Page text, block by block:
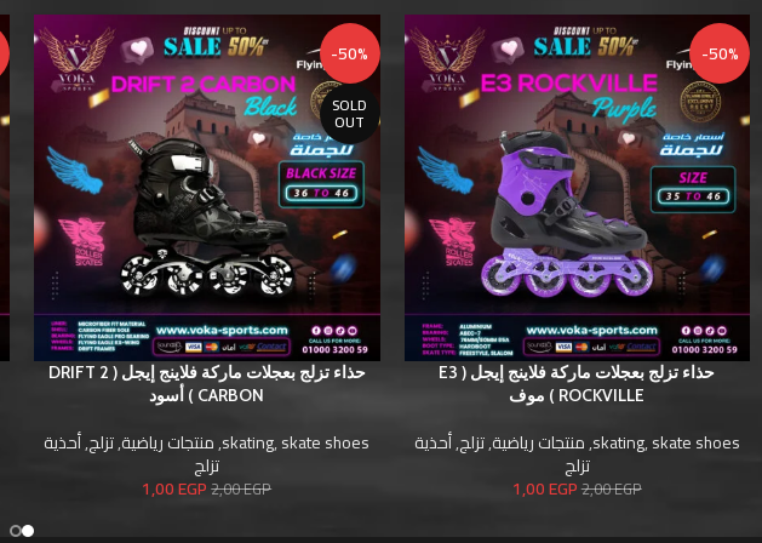
-50%
حذاء تزلج بعجلات ماركة فلاينج إيجل ( E3
ROCKVILLE ) موف
skating,skate shoes
,منتجات رياضية,تزلج,أحذية
تزلج
2,00EGP
1,00EGP
-50%
SOLD
OUT
حذاء تزلج بعجلات ماركة فلاينج إيجل ( DRIFT 2
CARBON ) أسود
skating,skate shoes
,منتجات رياضية,تزلج,أحذية
تزلج
2,00EGP
1,00EGP